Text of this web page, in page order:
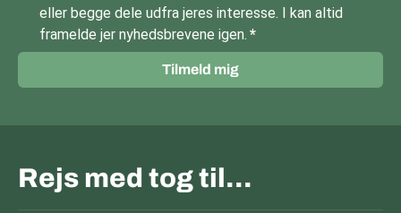
eller begge dele udfra jeres interesse. I kan altid
framelde jer nyhedsbrevene igen.
Tilmeld mig
Rejs med tog til…